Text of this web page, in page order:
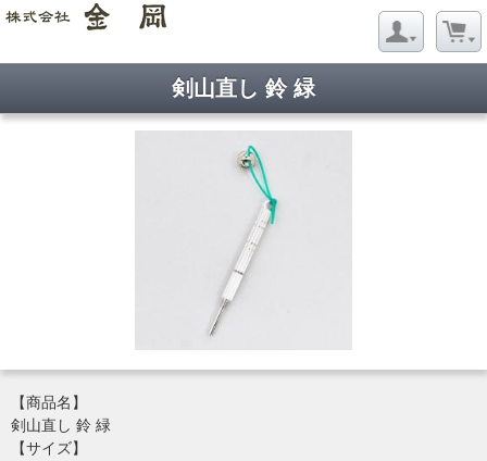
剣山直し 鈴 緑
【商品名】
剣山直し 鈴 緑
【サイズ】